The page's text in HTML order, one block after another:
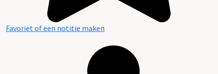
Favoriet of een notitie maken